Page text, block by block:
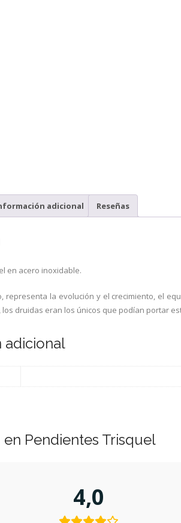
adicional Reseñas
en acero inoxidable.
representa la evolución y el crecimiento, el
los druidas eran los únicos que podían portar
adicional
en Pendientes Trisquel
4,0